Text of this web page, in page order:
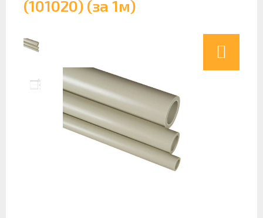
(101020) (за 1м)